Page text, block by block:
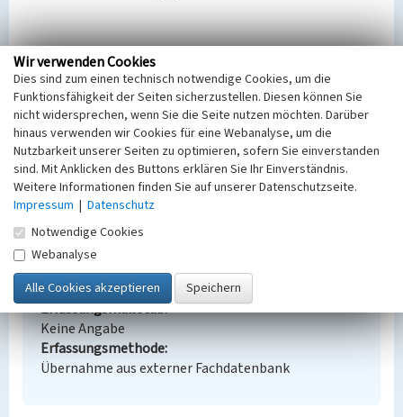
Umsiedlerstandort Strugaaue
Schlagwörter
Siedlungsteil
Straße / Hausnummer
Strugaaue
Ort
Schleife
Alternativer Ortsname
Slepo
Fachsicht(en)
Denkmalpflege
Erfassungsmaßstab
Keine Angabe
Erfassungsmethode
Übernahme aus externer Fachdatenbank
Wir verwenden Cookies
Dies sind zum einen technisch notwendige Cookies, um die
Funktionsfähigkeit der Seiten sicherzustellen. Diesen können Sie
nicht widersprechen, wenn Sie die Seite nutzen möchten. Darüber
hinaus verwenden wir Cookies für eine Webanalyse, um die
Nutzbarkeit unserer Seiten zu optimieren, sofern Sie einverstanden
sind. Mit Anklicken des Buttons erklären Sie Ihr Einverständnis.
Weitere Informationen finden Sie auf unserer Datenschutzseite.
Impressum | Datenschutz
Notwendige Cookies
Webanalyse